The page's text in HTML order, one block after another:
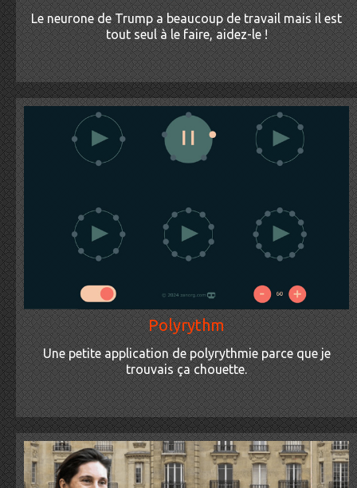
Le neurone de Trump a beaucoup de travail mais il est
tout seul à le faire, aidez-le !
Polyrythm
Une petite application de polyrythmie parce que je
trouvais ça chouette.